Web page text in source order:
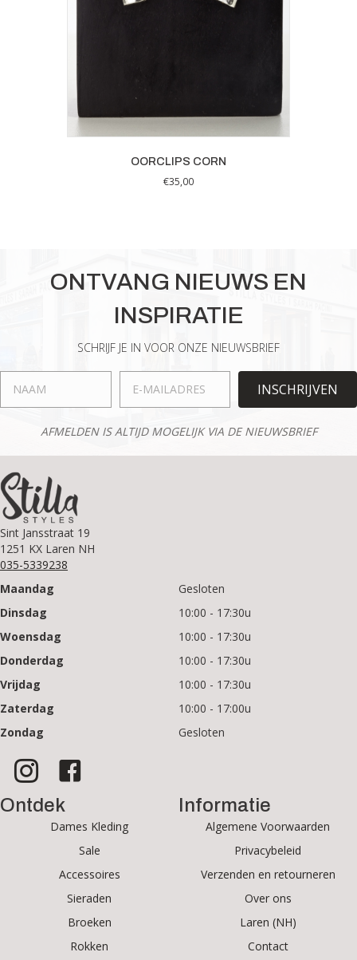
OORCLIPS CORN
€35,00
ONTVANG NIEUWS EN
INSPIRATIE
SCHRIJF JE IN VOOR ONZE NIEUWSBRIEF
INSCHRIJVEN
AFMELDEN IS ALTIJD MOGELIJK VIA DE NIEUWSBRIEF
Sint Jansstraat 19
1251 KX Laren NH
035-5339238
Maandag
Gesloten
Dinsdag
10:00 - 17:30u
Woensdag
10:00 - 17:30u
Donderdag
10:00 - 17:30u
Vrijdag
10:00 - 17:30u
Zaterdag
10:00 - 17:00u
Zondag
Gesloten
Ontdek
Dames Kleding
Sale
Accessoires
Sieraden
Broeken
Rokken
Informatie
Algemene Voorwaarden
Privacybeleid
Verzenden en retourneren
Over ons
Laren (NH)
Contact